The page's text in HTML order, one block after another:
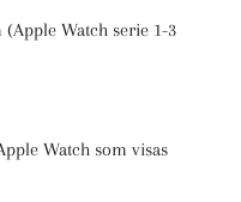
Watch serie 1-3
Watch som visas